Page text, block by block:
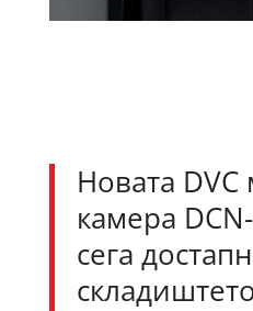
Новата
камера
сега